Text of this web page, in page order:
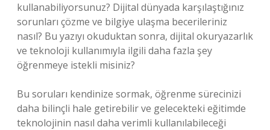
kullanabiliyorsunuz? Dijital dünyada karşılaştığınız
sorunları çözme ve bilgiye ulaşma becerileriniz
nasıl? Bu yazıyı okuduktan sonra, dijital okuryazarlık
ve teknoloji kullanımıyla ilgili daha fazla şey
öğrenmeye istekli misiniz?
Bu soruları kendinize sormak, öğrenme sürecinizi
daha bilinçli hale getirebilir ve gelecekteki eğitimde
teknolojinin nasıl daha verimli kullanılabileceği